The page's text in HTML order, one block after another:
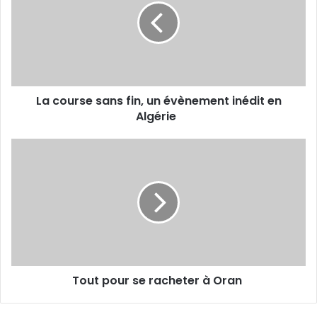
Algérie
La course sans fin, un évènement inédit en
Algérie
Tout pour se racheter à Oran